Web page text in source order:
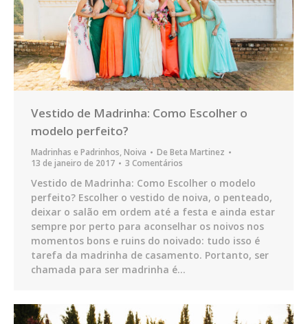
Vestido de Madrinha: Como Escolher o
modelo perfeito?
Madrinhas e Padrinhos,Noiva De Beta Martinez
13 de janeiro de 2017
3 Comentários
Vestido de Madrinha: Como Escolher o modelo
perfeito? Escolher o vestido de noiva, o penteado,
deixar o salão em ordem até a festa e ainda estar
sempre por perto para aconselhar os noivos nos
momentos bons e ruins do noivado: tudo isso é
tarefa da madrinha de casamento. Portanto, ser
chamada para ser madrinha é…